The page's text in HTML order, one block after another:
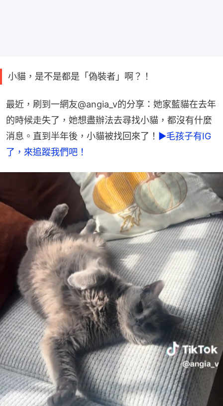
小貓，是不是都是「偽裝者」啊？！
最近，刷到一網友@angia_v的分享：她家藍貓在去年
的時候走失了，她想盡辦法去尋找小貓，都沒有什麼
消息。直到半年後，小貓被找回來了！ ►毛孩子有IG
了，來追蹤我們吧！